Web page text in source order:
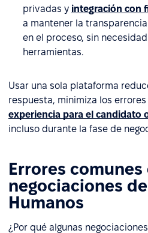
privadas y integración con
a mantener la
en el proceso, sin
herramientas.
Usar una sola plataforma
respuesta, minimiza los
experiencia para el candidato
incluso durante la fase de
Errores comunes
negociaciones
Humanos
¿Por qué algunas